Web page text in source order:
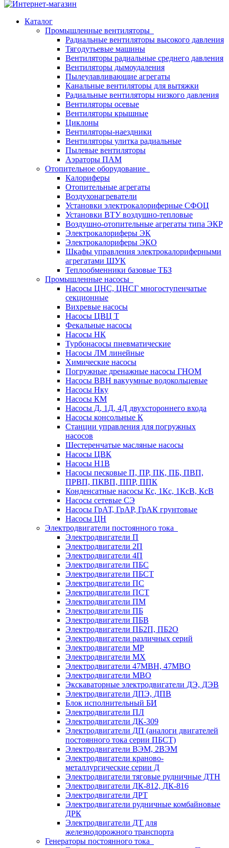
Каталог
Промышленные вентиляторы
Радиальные вентиляторы высокого давления
Тягодутьевые машины
Вентиляторы радиальные среднего давления
Вентиляторы дымоудаления
Пылеулавливающие агрегаты
Канальные вентиляторы для вытяжки
Радиальные вентиляторы низкого давления
Вентиляторы осевые
Вентиляторы крышные
Циклоны
Вентиляторы-наездники
Вентиляторы улитка радиальные
Пылевые вентиляторы
Аэраторы ПАМ
Отопительное оборудование
Калориферы
Отопительные агрегаты
Воздухонагреватели
Установки электрокалориферные СФОЦ
Установки ВТУ воздушно-тепловые
Воздушно-отопительные агрегаты типа ЭКР
Электрокалориферы ЭК
Электрокалориферы ЭКО
Шкафы управления электрокалориферными
агрегатами ШУК
Теплообменники базовые ТБЗ
Промышленные насосы
Насосы ЦНС, ЦНСГ многоступенчатые
секционные
Вихревые насосы
Насосы ЦВЦ Т
Фекальные насосы
Насосы НК
Турбонасосы пневматические
Насосы ЛМ линейные
Химические насосы
Погружные дренажные насосы ГНОМ
Насосы ВВН вакуумные водокольцевые
Насосы Нку
Насосы КМ
Насосы Д, 1Д, 4Д двухстороннего входа
Насосы консольные К
Станции управления для погружных
насосов
Шестеренчатые масляные насосы
Насосы ЦВК
Насосы Н1В
Насосы песковые П, ПР, ПК, ПБ, ПВП,
ПРВП, ПКВП, ППР, ППК
Конденсатные насосы Кс, 1Кс, 1КсВ, КсВ
Насосы сетевые СЭ
Насосы ГрАТ, ГрАР, ГрАК грунтовые
Насосы ЦН
Электродвигатели постоянного тока
Электродвигатели П
Электродвигатели 2П
Электродвигатели 4П
Электродвигатели ПБС
Электродвигатели ПБСТ
Электродвигатели ПС
Электродвигатели ПСТ
Электродвигатели ПМ
Электродвигатели ПБ
Электродвигатели ПБВ
Электродвигатели ПБ2П, ПБ2О
Электродвигатели различных серий
Электродвигатели МР
Электродвигатели MX
Электродвигатели 47MBH, 47МВО
Электродвигатели MBO
Экскаваторные электродвигатели ДЭ, ДЭВ
Электродвигатели ДПЭ, ДПВ
Блок исполнительный БИ
Электродвигатели ПЛ
Электродвигатели ДК-309
Электродвигатели ДП (аналоги двигателей
постоянного тока серии ПБСТ)
Электродвигатели ВЭМ, 2ВЭМ
Электродвигатели краново-
металлургические серии Д
Электродвигатели тяговые рудничные ДТН
Электродвигатели ДК-812, ДК-816
Электродвигатели ДРТ
Электродвигатели рудничные комбайновые
ДРК
Электродвигатели ДТ для
железнодорожного транспорта
Генераторы постоянного тока